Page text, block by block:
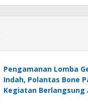
Pengamanan Lomba
Indah, Polantas Bone
Kegiatan Berlangsung